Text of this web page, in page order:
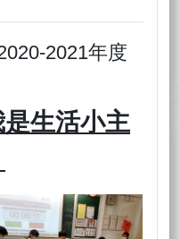
2021年度
生活小主